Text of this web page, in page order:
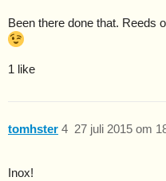
Been there done that. Reeds
1 like
tomhster 27 juli 2015 om
4
Inox!